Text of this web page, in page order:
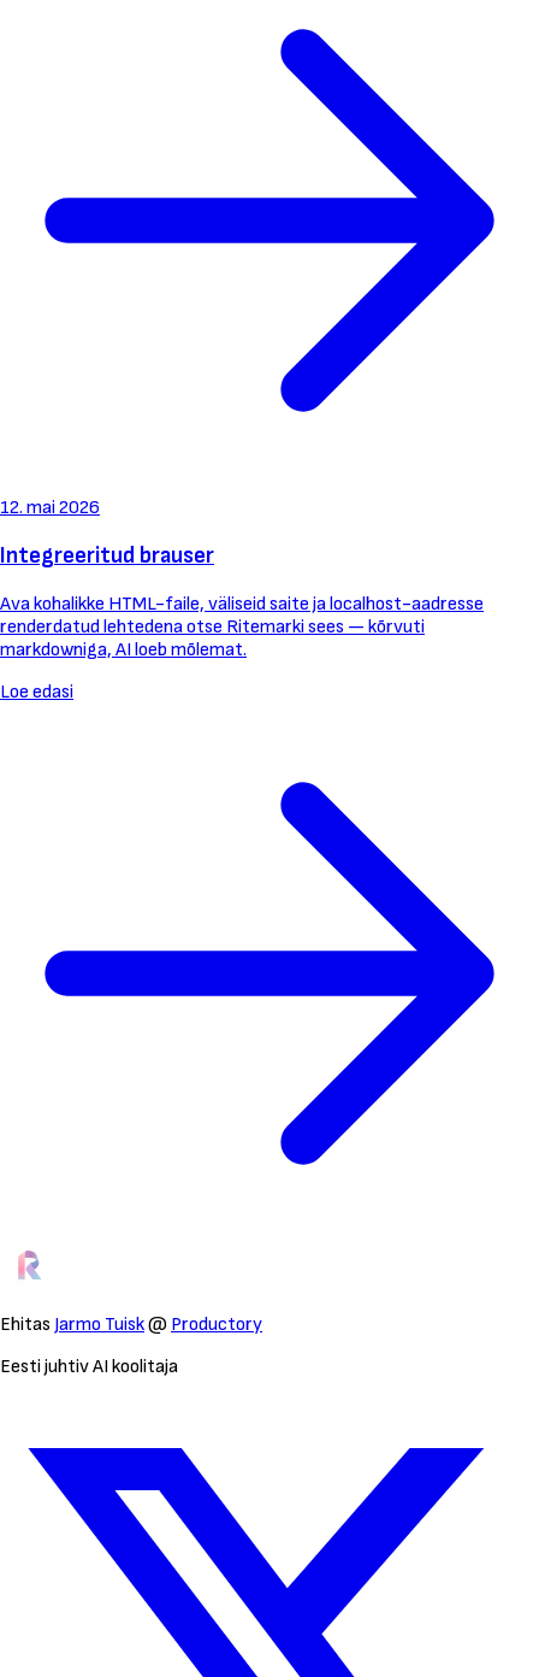
12. mai 2026
Integreeritud brauser
Ava kohalikke HTML-faile, väliseid saite ja localhost-aadresse
renderdatud lehtedena otse Ritemarki sees — kõrvuti
markdowniga, AI loeb mõlemat.
Loe edasi
Ehitas Jarmo Tuisk@ Productory
Eesti juhtiv AI koolitaja